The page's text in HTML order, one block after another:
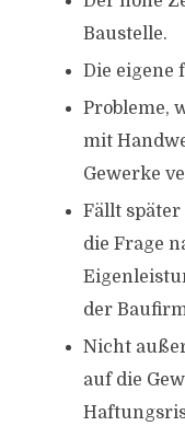
Baustelle.
Die eigene
Probleme,
mit
Gewerke
Fällt später
die Frage
der
Nicht
auf die